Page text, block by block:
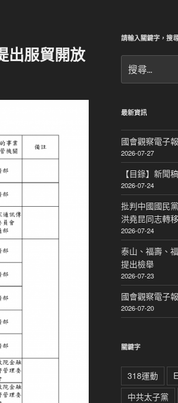
出服貿開放
請輸入關鍵字，搜
尋
關
字:
最新資訊
國會觀察電子
2026-07-27
【目錄】新聞稿
2026-07-24
批判中國國民
洪堯昆同志轉
2026-07-24
泰山、福壽、
提出檢舉
2026-07-23
國會觀察電子
2026-07-20
關鍵字
318運動
中共太子黨